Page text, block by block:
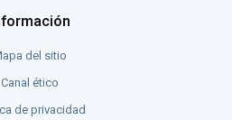
del sitio
Canal ético
de privacidad